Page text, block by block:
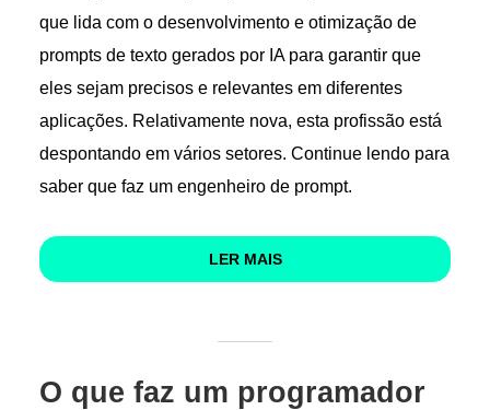
que lida com o desenvolvimento e otimização de
prompts de texto gerados por IA para garantir que
eles sejam precisos e relevantes em diferentes
aplicações. Relativamente nova, esta profissão está
despontando em vários setores. Continue lendo para
saber que faz um engenheiro de prompt.
LER MAIS
O que faz um programador